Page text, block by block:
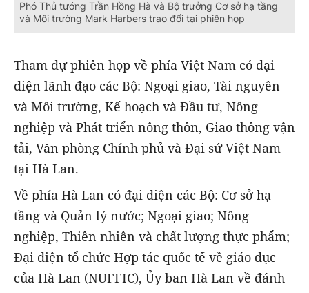
Phó Thủ tướng Trần Hồng Hà và Bộ trưởng Cơ sở hạ tầng
và Môi trường Mark Harbers trao đổi tại phiên họp
Tham dự phiên họp về phía Việt Nam có đại
diện lãnh đạo các Bộ: Ngoại giao, Tài nguyên
và Môi trường, Kế hoạch và Đầu tư, Nông
nghiệp và Phát triển nông thôn, Giao thông vận
tải, Văn phòng Chính phủ và Đại sứ Việt Nam
tại Hà Lan.
Về phía Hà Lan có đại diện các Bộ: Cơ sở hạ
tầng và Quản lý nước; Ngoại giao; Nông
nghiệp, Thiên nhiên và chất lượng thực phẩm;
Đại diện tổ chức Hợp tác quốc tế về giáo dục
của Hà Lan (NUFFIC), Ủy ban Hà Lan về đánh